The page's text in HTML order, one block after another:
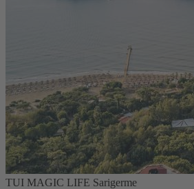
TUI MAGIC LIFE Sarigerme